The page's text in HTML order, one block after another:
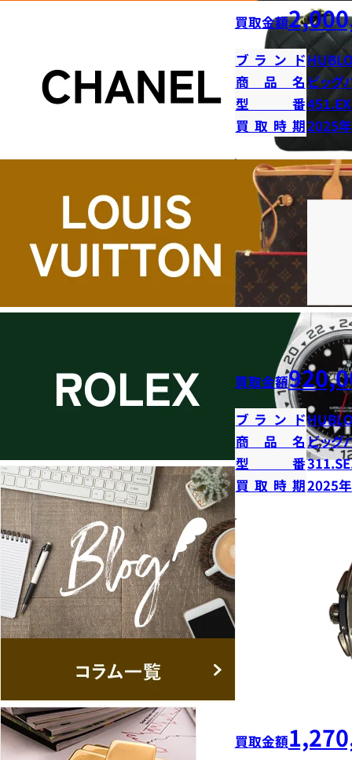
買取金額
ブランド
商品名 ビッグ
型番
買取時期2025
買取金額
ブランド
商品名ビッ
型番
買取時期2025
買取金額